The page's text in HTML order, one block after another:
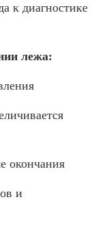
к диагностике
лежа:
окончания
и